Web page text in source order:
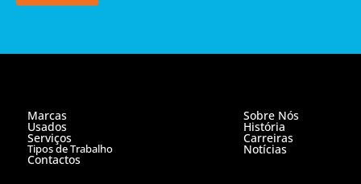
Marcas
Usados
Serviços
Tipos de Trabalho
Contactos
Sobre Nós
História
Carreiras
Notícias